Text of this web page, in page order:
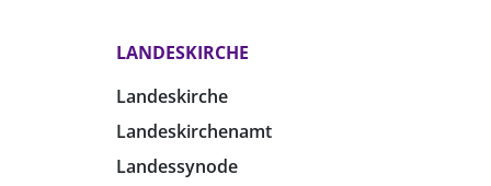
LANDESKIRCHE
Landeskirche
Landeskirchenamt
Landessynode